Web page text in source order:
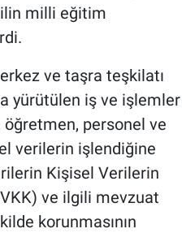
ilin milli eğitim
ve taşra teşkilatı
yürütülen iş ve işlemler
öğretmen, personel ve
verilerin işlendiğine
Kişisel Verilerin
ve ilgili mevzuat
korunmasının